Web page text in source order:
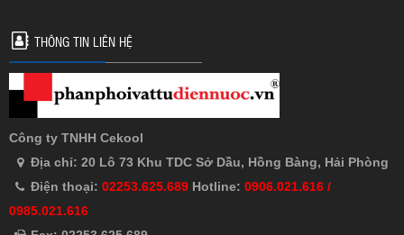
THÔNG TIN LIÊN HỆ
Công ty TNHH Cekool
Địa chỉ: 20 Lô 73 Khu TDC Sở Dầu, Hồng Bàng, Hải Phòng
Điện thoại: 02253.625.689 Hotline: 0906.021.616 /
0985.021.616